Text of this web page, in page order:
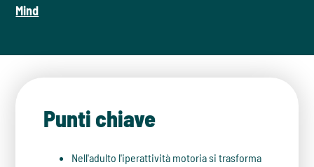
Mind
Punti chiave
Nell'adulto l'iperattività motoria si trasforma